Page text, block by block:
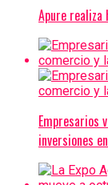
Apure
Empresarios
inversiones